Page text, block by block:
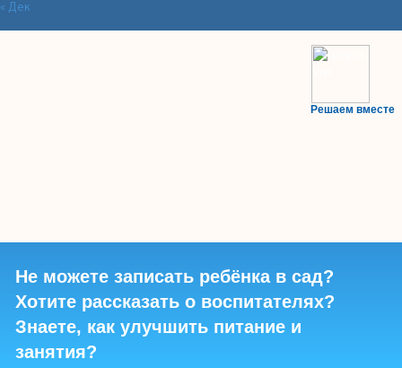
« Дек
Решаем вместе
Не можете записать ребёнка в сад?
Хотите рассказать о воспитателях?
Знаете, как улучшить питание и
занятия?